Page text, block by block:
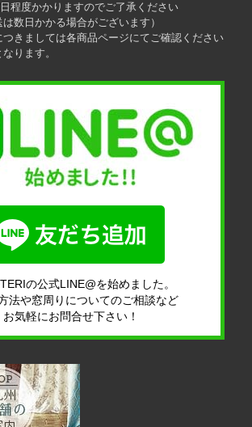
程度かかりますのでご了承ください
は数日かかる場合がございます）
きましては各商品ページにてご確認ください
ります。
の公式LINE@を始めました。
法や窓周りについてのご相談など
お気軽にお問合せ下さい！